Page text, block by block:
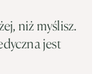
niż myślisz.
jest